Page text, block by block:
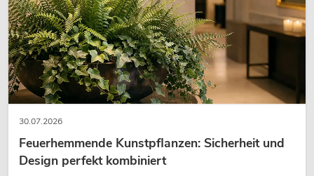
30.07.2026
Feuerhemmende Kunstpflanzen: Sicherheit und
Design perfekt kombiniert